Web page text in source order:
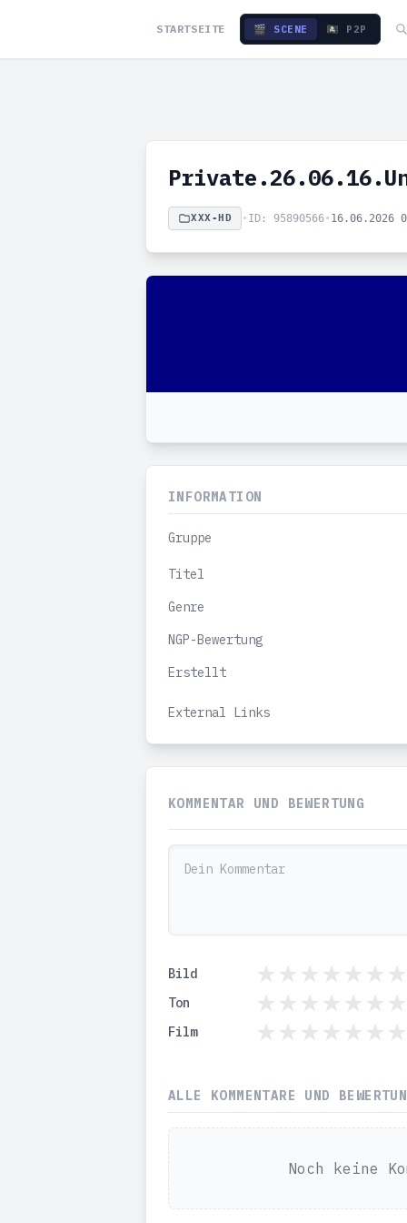
STARTSEITE 🎬 SCENE 🏴‍☠️ P2P
XXX-HD • ID: 95890566• 16.06.2026
INFORMATION
Gruppe
Titel
Genre
NGP-Bewertung
Erstellt
External Links
KOMMENTAR UND BEWERTUNG
Bild
Ton
Film
ALLE KOMMENTARE UND
Noch keine